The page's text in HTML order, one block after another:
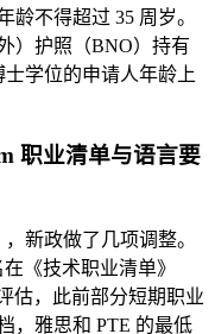
龄不得超过 35 周岁。
）护照（BNO）持有
学位的申请人年龄上
职业清单与语言要
，新政做了几项调整。
《技术职业清单》
估，此前部分短期职业
，雅思和 PTE 的最低